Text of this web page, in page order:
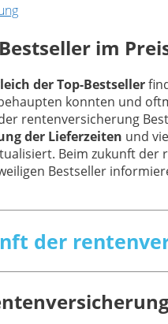
im
der Top-Bestseller
konnten und
rentenversicherung
der Lieferzeiten und
Beim zukunft
Bestseller
der